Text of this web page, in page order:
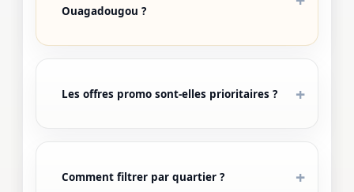
Ouagadougou ?
Les offres promo sont-elles prioritaires ?
Comment filtrer par quartier ?